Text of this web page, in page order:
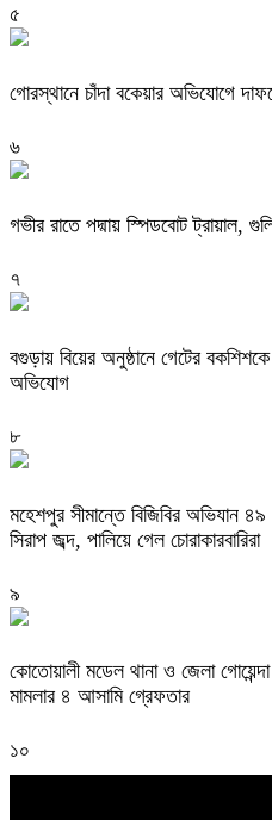
৫
গোরস্থানে চাঁদা বকেয়ার অভিযোগে
৬
গভীর রাতে পদ্মায় স্পিডবোট ট্রায়াল,
৭
বগুড়ায় বিয়ের অনুষ্ঠানে গেটের
অভিযোগ
৮
মহেশপুর সীমান্তে বিজিবির অভিযান
সিরাপ জব্দ, পালিয়ে গেল চোরাকারবারিরা
৯
কোতোয়ালী মডেল থানা ও জেলা
মামলার ৪ আসামি গ্রেফতার
১০